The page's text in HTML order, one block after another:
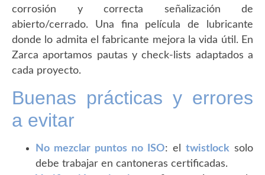
corrosión y correcta señalización de
abierto/cerrado. Una fina película de lubricante
donde lo admita el fabricante mejora la vida útil. En
Zarca aportamos pautas y check-lists adaptados a
cada proyecto.
Buenas prácticas y errores
a evitar
No mezclar puntos no ISO: el twistlock solo
debe trabajar en cantoneras certificadas.